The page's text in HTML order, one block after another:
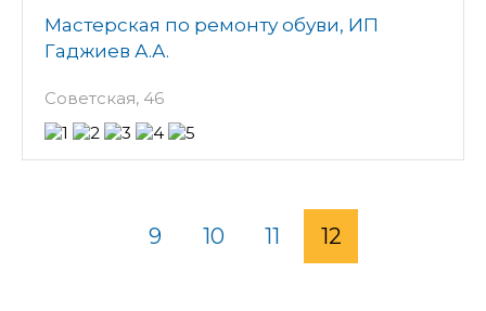
Мастерская по ремонту обуви, ИП
Гаджиев А.А.
Советская, 46
9 10 11 12